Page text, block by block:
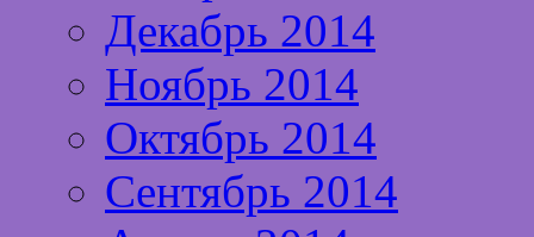
Декабрь 2014
Ноябрь 2014
Октябрь 2014
Сентябрь 2014